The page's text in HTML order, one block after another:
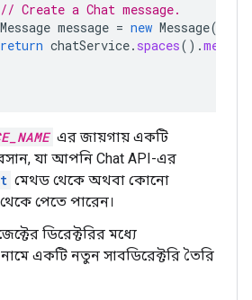
// Create a Chat message.
Message message = new Message().
return chatService. spaces().
এর জায়গায় একটি
যা আপনি Chat API-এর
মেথড থেকে অথবা কোনো
পেতে পারেন।
ডিরেক্টরির মধ্যে
নামে একটি নতুন সাবডিরেক্টরি তৈরি